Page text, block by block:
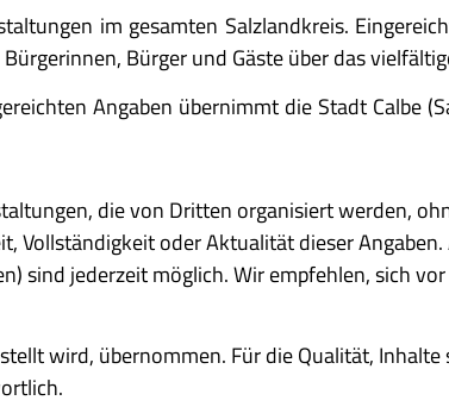
im gesamten Salzlandkreis.
Bürger und Gäste über das
Angaben übernimmt die Stadt Calbe
die von Dritten organisiert werden,
oder Aktualität dieser
sind jederzeit möglich. Wir empfehlen, sich
wird, übernommen. Für die Qualität,